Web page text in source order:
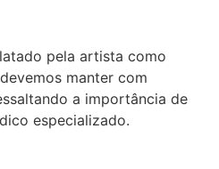
pela artista como
manter com
a importância de
especializado.